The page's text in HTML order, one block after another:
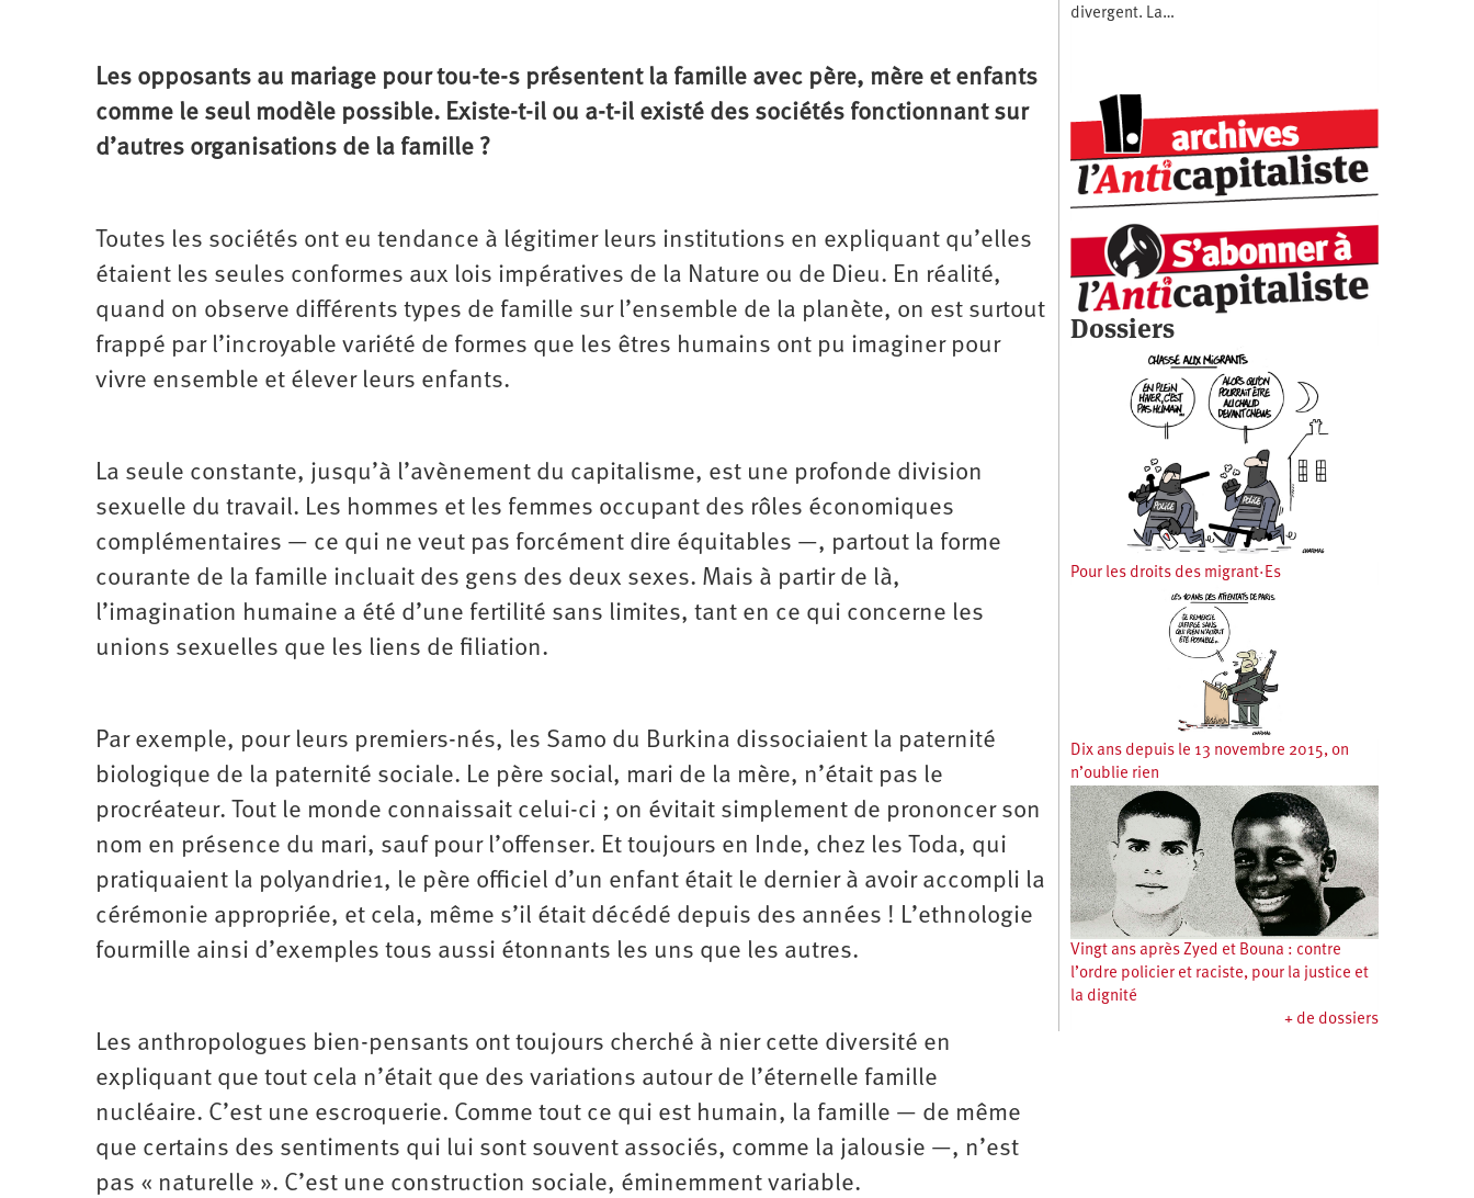
Les opposants au mariage pour tou-te-s présentent la famille avec père, mère et enfants
comme le seul modèle possible. Existe-t-il ou a-t-il existé des sociétés fonctionnant sur
d’autres organisations de la famille ?
Toutes les sociétés ont eu tendance à légitimer leurs institutions en expliquant qu’elles
étaient les seules conformes aux lois impératives de la Nature ou de Dieu. En réalité,
quand on observe différents types de famille sur l’ensemble de la planète, on est surtout
frappé par l’incroyable variété de formes que les êtres humains ont pu imaginer pour
vivre ensemble et élever leurs enfants.
La seule constante, jusqu’à l’avènement du capitalisme, est une profonde division
sexuelle du travail. Les hommes et les femmes occupant des rôles économiques
complémentaires — ce qui ne veut pas forcément dire équitables —, partout la forme
courante de la famille incluait des gens des deux sexes. Mais à partir de là,
l’imagination humaine a été d’une fertilité sans limites, tant en ce qui concerne les
unions sexuelles que les liens de filiation.
Par exemple, pour leurs premiers-nés, les Samo du Burkina dissociaient la paternité
biologique de la paternité sociale. Le père social, mari de la mère, n’était pas le
procréateur. Tout le monde connaissait celui-ci ; on évitait simplement de prononcer son
nom en présence du mari, sauf pour l’offenser. Et toujours en Inde, chez les Toda, qui
pratiquaient la polyandrie1, le père officiel d’un enfant était le dernier à avoir accompli la
cérémonie appropriée, et cela, même s’il était décédé depuis des années ! L’ethnologie
fourmille ainsi d’exemples tous aussi étonnants les uns que les autres.
Les anthropologues bien-pensants ont toujours cherché à nier cette diversité en
expliquant que tout cela n’était que des variations autour de l’éternelle famille
nucléaire. C’est une escroquerie. Comme tout ce qui est humain, la famille — de même
que certains des sentiments qui lui sont souvent associés, comme la jalousie —, n’est
pas « naturelle ». C’est une construction sociale, éminemment variable.
divergent. La…
Dossiers
Pour les droits des migrant·Es
Dix ans depuis le 13 novembre 2015, on
n’oublie rien
Vingt ans après Zyed et Bouna : contre
l’ordre policier et raciste, pour la justice et
la dignité
+ de dossiers